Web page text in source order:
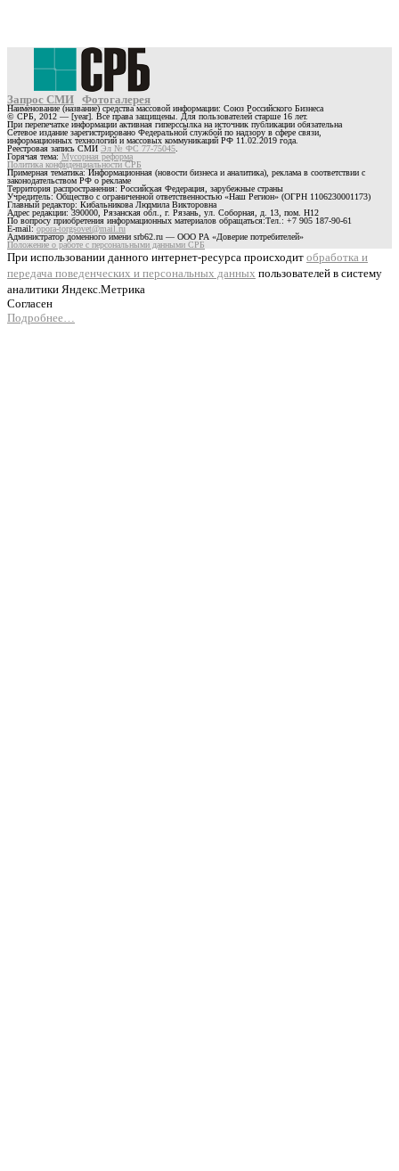
Запрос СМИ Фотогалерея
Наименование (название) средства массовой информации: Союз Российского Бизнеса
© СРБ, 2012 — [year]. Все права защищены. Для пользователей старше 16 лет.
При перепечатке информации активная гиперссылка на источник публикации обязательна
Сетевое издание зарегистрировано Федеральной службой по надзору в сфере связи,
информационных технологий и массовых коммуникаций РФ 11.02.2019 года.
Реестровая запись СМИ Эл № ФС 77-75045
Горячая тема: Мусорная реформа
Политика конфиденциальности СРБ
Примерная тематика: Информационная (новости бизнеса и аналитика), реклама в соответствии с
законодательством РФ о рекламе
Территория распространения: Российская Федерация, зарубежные страны
Учредитель: Общество с ограниченной ответственностью «Наш Регион» (ОГРН 1106230001173)
Главный редактор: Кибальникова Людмила Викторовна
Адрес редакции: 390000, Рязанская обл., г. Рязань, ул. Соборная, д. 13, пом. Н12
По вопросу приобретения информационных материалов обращаться:Тел.: +7 905 187-90-61
E-mail:opora-torgsovet@mail.ru
Администратор доменного имени srb62.ru — ООО РА «Доверие потребителей»
Положение о работе с персональными данными СРБ
При использовании данного интернет-ресурса происходит обработка и
передача поведенческих и персональных данных пользователей в систему
аналитики Яндекс.Метрика
Согласен
Подробнее…